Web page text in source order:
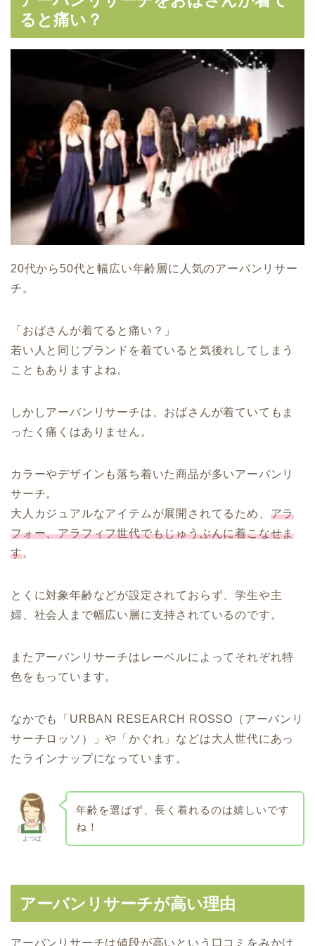
ると痛い？
20代から50代と幅広い年齢層に人気のアーバンリサー
チ。
「おばさんが着てると痛い？」
若い人と同じブランドを着ていると気後れしてしまう
こともありますよね。
しかしアーバンリサーチは、おばさんが着ていてもま
ったく痛くはありません。
カラーやデザインも落ち着いた商品が多いアーバンリ
サーチ。
大人カジュアルなアイテムが展開されてるため、 アラ
フォー、アラフィフ世代でもじゅうぶんに着こなせま
す。
とくに対象年齢などが設定されておらず、学生や主
婦、社会人まで幅広い層に支持されているのです。
またアーバンリサーチはレーベルによってそれぞれ特
色をもっています。
なかでも「URBAN RESEARCH ROSSO（アーバンリ
サーチロッソ）」や「かぐれ」などは大人世代にあっ
たラインナップになっています。
よつば
年齢を選ばず、長く着れるのは嬉しいです
ね！
アーバンリサーチが高い理由
アーバンリサーチは値段が高いという口コミをみかけ